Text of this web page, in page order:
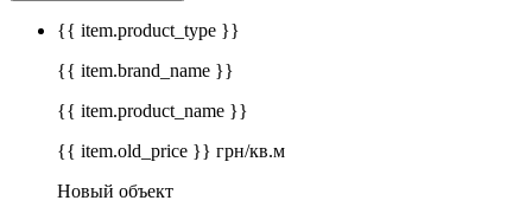
{{ item.product_type }}
{{ item.brand_name }}
{{ item.product_name }}
{{ item.old_price }} грн/кв.м
Новый объект